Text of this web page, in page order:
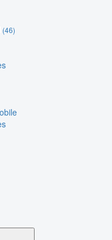
(46)